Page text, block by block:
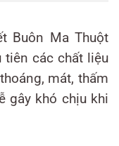
Buôn Ma Thuột
tiên các chất liệu
mát, thấm
gây khó chịu khi